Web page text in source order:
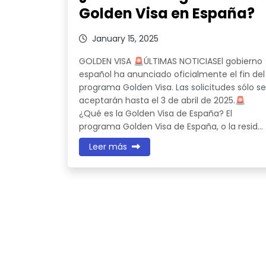
Golden Visa en España?
January 15, 2025
GOLDEN VISA 🚨ÚLTIMAS NOTICIASEl gobierno
español ha anunciado oficialmente el fin del
programa Golden Visa. Las solicitudes sólo se
aceptarán hasta el 3 de abril de 2025.🚨
¿Qué es la Golden Visa de España? El
programa Golden Visa de España, o la resid...
Leer más